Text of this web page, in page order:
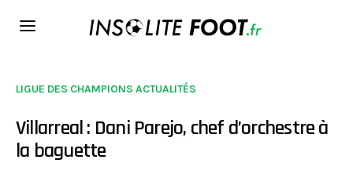
LIGUE DES CHAMPIONS ACTUALITÉS
Villarreal : Dani Parejo, chef d’orchestre à
la baguette